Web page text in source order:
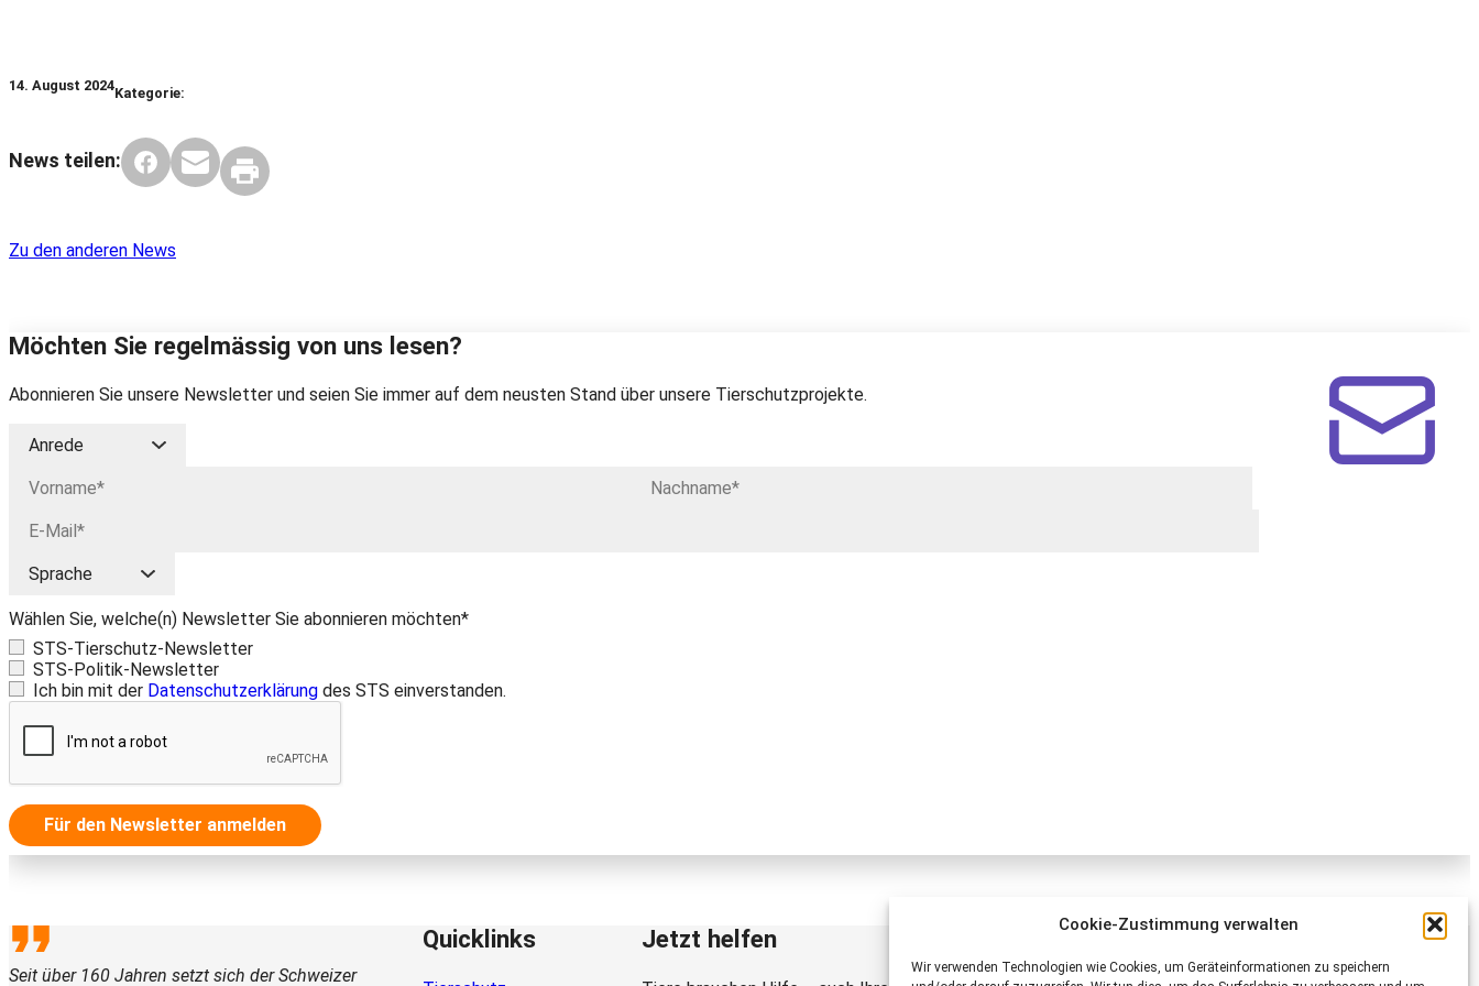
Cookie-Zustimmung verwalten
Wir verwenden Technologien wie Cookies, um Geräteinformationen zu speichern
14. August 2024Kategorie:
News teilen:
Zu den anderen News
Möchten Sie regelmässig von uns lesen?
Abonnieren Sie unsere Newsletter und seien Sie immer auf dem neusten Stand über unsere Tierschutzprojekte.
Wählen Sie, welche(n) Newsletter Sie abonnieren möchten*
STS-Tierschutz-Newsletter
STS-Politik-Newsletter
Ich bin mit der Datenschutzerklärung des STS einverstanden.
Für den Newsletter anmelden
Seit über 160 Jahren setzt sich der Schweizer
Quicklinks Jetzt helfen Schweizer Tierschutz STS